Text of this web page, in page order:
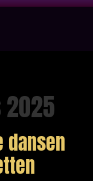
dansen